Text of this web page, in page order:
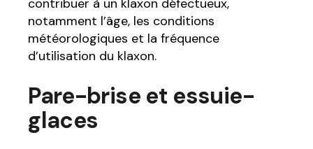
contribuer à un klaxon défectueux,
notamment l’âge, les conditions
météorologiques et la fréquence
d’utilisation du klaxon.
Pare-brise et essuie-
glaces